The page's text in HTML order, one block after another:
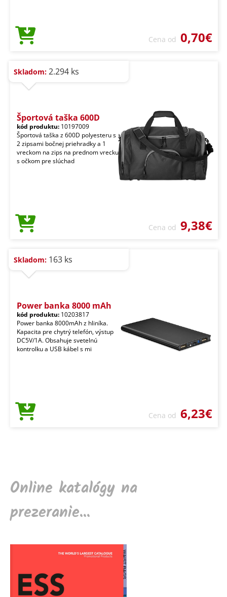
Cena od 0,70€
Skladom: 2.294 ks
Športová taška 600D
kód produktu: 10197009
Športová taška z 600D polyesteru s
2 zipsami bočnej priehradky a 1
vreckom na zips na prednom vrecku
s očkom pre slúchad
Cena od 9,38€
Skladom: 163 ks
Power banka 8000 mAh
kód produktu: 10203817
Power banka 8000mAh z hliníka.
Kapacita pre chytrý telefón, výstup
DC5V/1A. Obsahuje svetelnú
kontrolku a USB kábel s mi
Cena od 6,23€
Online katalógy na
prezeranie...